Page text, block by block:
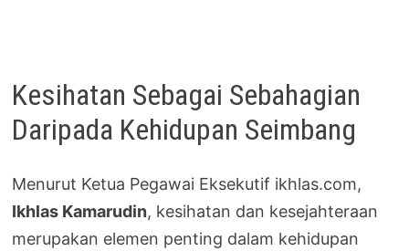
Kesihatan Sebagai Sebahagian
Daripada Kehidupan Seimbang
Menurut Ketua Pegawai Eksekutif ikhlas.com,
Ikhlas Kamarudin, kesihatan dan kesejahteraan
merupakan elemen penting dalam kehidupan